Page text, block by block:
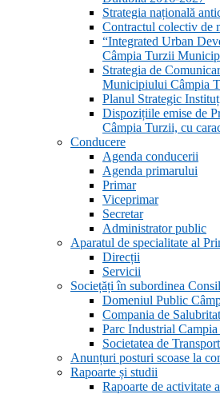
Strategia națională
Contractul colectiv de
“Integrated Urban
Câmpia Turzii
Strategia de
Municipiului Câmpia
Planul Strategic
Dispozițiile emise de
Câmpia Turzii, cu
Conducere
Agenda conducerii
Agenda primarului
Primar
Viceprimar
Secretar
Administrator public
Aparatul de specialitate al
Direcții
Servicii
Sociețăți în subordinea
Domeniul Public
Compania de
Parc Industrial
Societatea de
Anunțuri posturi scoase la
Rapoarte și studii
Rapoarte de activitate